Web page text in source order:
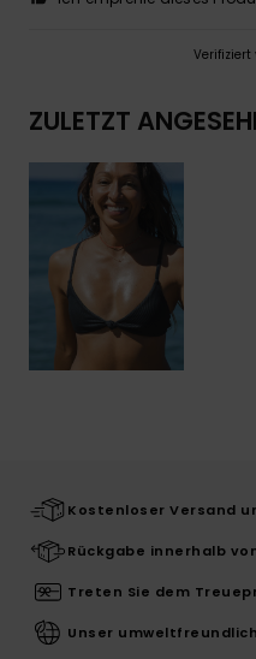
Verifiziert
ZULETZT
Kostenloser Versand
Rückgabe innerhalb
Treten Sie dem
Unser